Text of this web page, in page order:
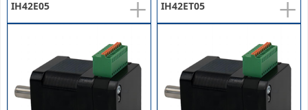
+
IH42E05 +
IH42ET05